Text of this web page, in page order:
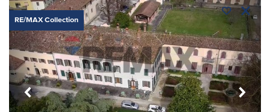
RE/MAX Collection